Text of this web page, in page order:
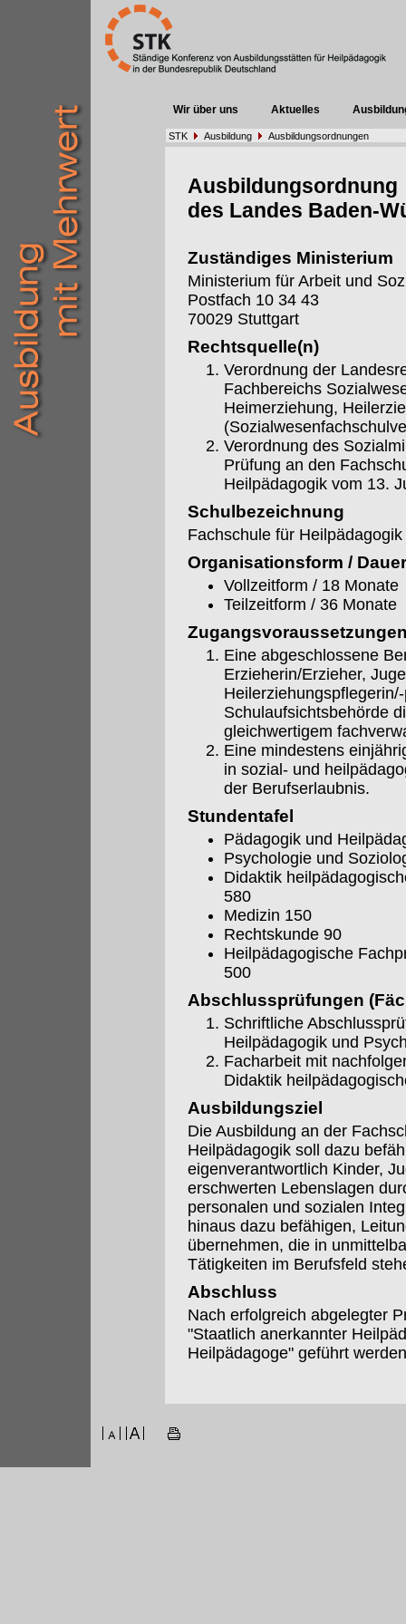
Wir über uns Aktuelles
STK Ausbildung Ausbildungsordnungen
Ausbildungsordnung
des Landes Baden-
Zuständiges Ministerium
Ministerium für Arbeit und
Postfach 10 34 43
70029 Stuttgart
Rechtsquelle(n)
Verordnung der
Fachbereichs
Heimerziehung,
Verordnung des
Prüfung an den
Heilpädagogik vom 13.
Schulbezeichnung
Fachschule für Heilpädagogik
Organisationsform / Dauer
Vollzeitform / 18 Monate
Teilzeitform / 36 Monate
Eine abgeschlossene
Erzieherin/Erzieher,
Schulaufsichtsbehörde
gleichwertigem
Eine mindestens
in sozial- und
der Berufserlaubnis.
Stundentafel
Pädagogik und
Psychologie und
Didaktik
580
Medizin 150
Rechtskunde 90
Heilpädagogische
500
Abschlussprüfungen
Schriftliche
Heilpädagogik und
Facharbeit mit
Didaktik
Ausbildungsziel
Die Ausbildung an der
Heilpädagogik soll dazu
eigenverantwortlich Kinder,
erschwerten Lebenslagen
personalen und sozialen
hinaus dazu befähigen,
übernehmen, die in
Tätigkeiten im Berufsfeld
Abschluss
Nach erfolgreich abgelegter
"Staatlich anerkannter
Heilpädagoge" geführt